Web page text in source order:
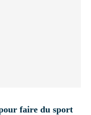
faire du sport